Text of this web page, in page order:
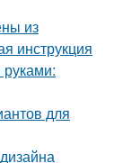
из
инструкция
руками:
для